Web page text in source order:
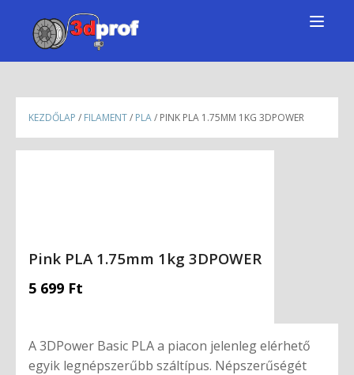
KEZDŐLAP / FILAMENT/ PLA/ PINK PLA 1.75MM 1KG 3DPOWER
Pink PLA 1.75mm 1kg 3DPOWER
5 699 Ft
A 3DPower Basic PLA a piacon jelenleg elérhető
egyik legnépszerűbb száltípus. Népszerűségét